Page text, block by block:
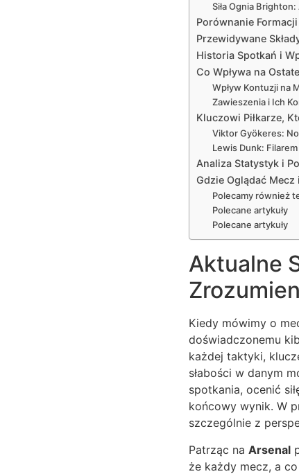
Siła Ognia
Porównanie
Przewidywane
Historia Spotkań i
Co Wpływa na
Wpływ Kontuzji na
Zawieszenia i Ich
Kluczowi Piłkarze,
Viktor Gyökeres:
Lewis Dunk:
Analiza Statystyk i
Gdzie Oglądać Mecz
Polecamy również
Polecane artykuły
Polecane artykuły
Aktualne
Kiedy mówimy o
doświadczonemu
każdej taktyki,
słabości w danym
spotkania, ocenić
końcowy wynik. W
szczególnie z
Patrząc na Arsenal
że każdy mecz, a